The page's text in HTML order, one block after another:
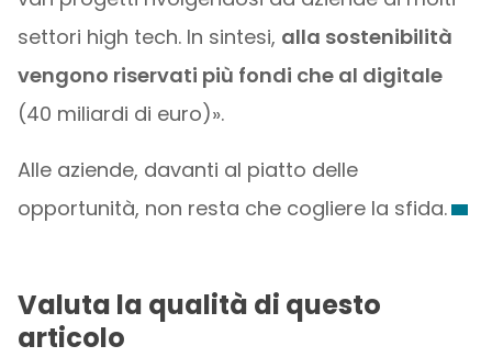
settori high tech. In sintesi, alla sostenibilità
vengono riservati più fondi che al digitale
(40 miliardi di euro)».
Alle aziende, davanti al piatto delle
opportunità, non resta che cogliere la sfida.
Valuta la qualità di questo
articolo